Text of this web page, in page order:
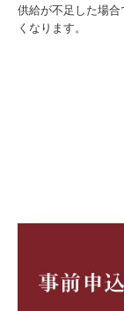
供給が不足した場
くなります。